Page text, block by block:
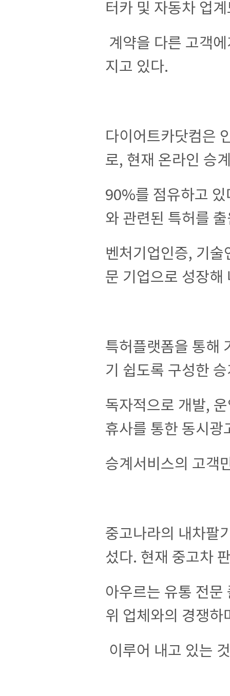
터카 및 자동차 업
계약을 다른 고객
지고 있다.
다이어트카닷컴은
로, 현재 온라인 승
90%를 점유하고
와 관련된 특허를
벤처기업인증, 기
문 기업으로 성장
특허플랫폼을 통해
기 쉽도록 구성한
독자적으로 개발,
휴사를 통한 동시
승계서비스의 고객
중고나라의 내차팔
섰다. 현재 중고차
아우르는 유통 전
위 업체와의 경쟁하
이루어 내고 있는